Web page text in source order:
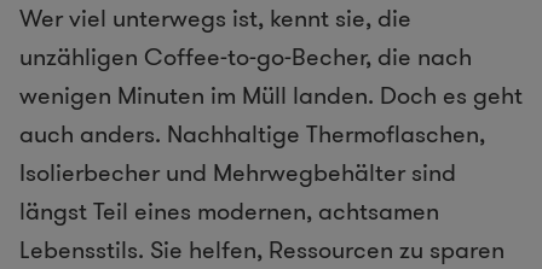
Wer viel unterwegs ist, kennt sie, die
unzähligen Coffee-to-go-Becher, die nach
wenigen Minuten im Müll landen. Doch es geht
auch anders. Nachhaltige Thermoflaschen,
Isolierbecher und Mehrwegbehälter sind
längst Teil eines modernen, achtsamen
Lebensstils. Sie helfen, Ressourcen zu sparen